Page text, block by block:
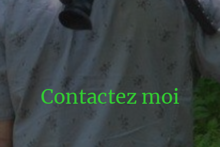
Contactez moi